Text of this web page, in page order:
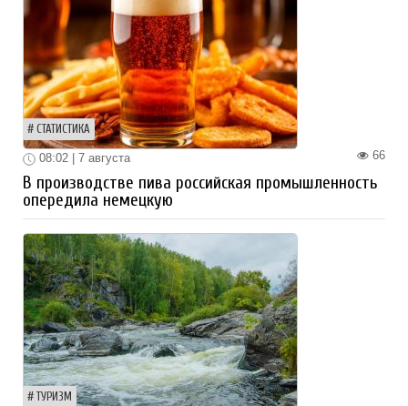
СТАТИСТИКА
66
08:02 | 7 августа
В производстве пива российская промышленность
опередила немецкую
ТУРИЗМ